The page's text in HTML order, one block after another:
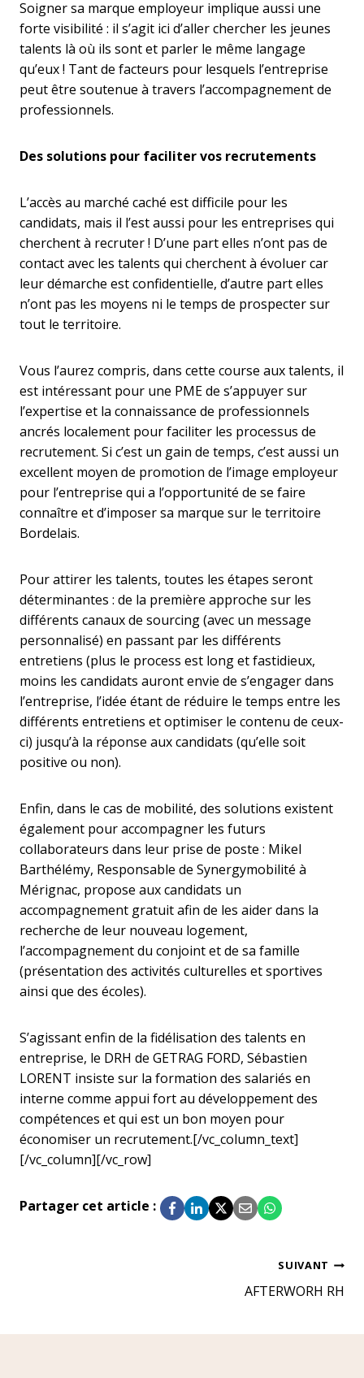
Soigner sa marque employeur implique aussi une
forte visibilité : il s’agit ici d’aller chercher les jeunes
talents là où ils sont et parler le même langage
qu’eux ! Tant de facteurs pour lesquels l’entreprise
peut être soutenue à travers l’accompagnement de
professionnels.
Des solutions pour faciliter vos recrutements
L’accès au marché caché est difficile pour les
candidats, mais il l’est aussi pour les entreprises qui
cherchent à recruter ! D’une part elles n’ont pas de
contact avec les talents qui cherchent à évoluer car
leur démarche est confidentielle, d’autre part elles
n’ont pas les moyens ni le temps de prospecter sur
tout le territoire.
Vous l’aurez compris, dans cette course aux talents, il
est intéressant pour une PME de s’appuyer sur
l’expertise et la connaissance de professionnels
ancrés localement pour faciliter les processus de
recrutement. Si c’est un gain de temps, c’est aussi un
excellent moyen de promotion de l’image employeur
pour l’entreprise qui a l’opportunité de se faire
connaître et d’imposer sa marque sur le territoire
Bordelais.
Pour attirer les talents, toutes les étapes seront
déterminantes : de la première approche sur les
différents canaux de sourcing (avec un message
personnalisé) en passant par les différents
entretiens (plus le process est long et fastidieux,
moins les candidats auront envie de s’engager dans
l’entreprise, l’idée étant de réduire le temps entre les
différents entretiens et optimiser le contenu de ceux-
ci) jusqu’à la réponse aux candidats (qu’elle soit
positive ou non).
Enfin, dans le cas de mobilité, des solutions existent
également pour accompagner les futurs
collaborateurs dans leur prise de poste : Mikel
Barthélémy, Responsable de Synergymobilité à
Mérignac, propose aux candidats un
accompagnement gratuit afin de les aider dans la
recherche de leur nouveau logement,
l’accompagnement du conjoint et de sa famille
(présentation des activités culturelles et sportives
ainsi que des écoles).
S’agissant enfin de la fidélisation des talents en
entreprise, le DRH de GETRAG FORD, Sébastien
LORENT insiste sur la formation des salariés en
interne comme appui fort au développement des
compétences et qui est un bon moyen pour
économiser un recrutement.[/vc_column_text]
[/vc_column][/vc_row]
Partager cet article :
l’article
SUIVANT
AFTERWORH RH